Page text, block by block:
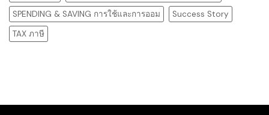
SPENDING & SAVING การใช้และการออม
Success Story
TAX ภาษี